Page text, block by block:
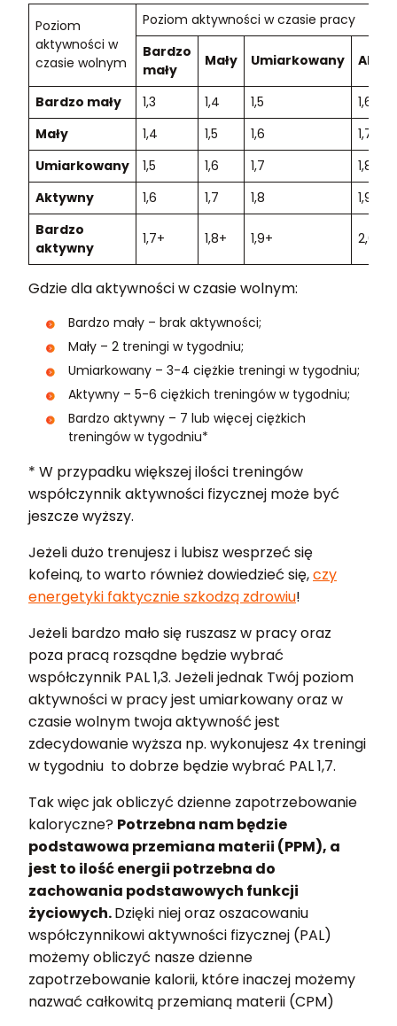
Poziom
aktywności w
czasie wolnym
Poziom aktywności w czasie pracy
Bardzo
mały
Mały Umiarkowany
Bardzo mały 1,3 1,4 1,5
1,6
Mały
1,4 1,5 1,6
1,7
Umiarkowany
1,5 1,6 1,7
1,8
Aktywny
1,6 1,7 1,8
1,9
Bardzo
aktywny
1,7+ 1,8+ 1,9+ 2,0+
Gdzie dla aktywności w czasie wolnym:
Bardzo mały – brak aktywności;
Mały – 2 treningi w tygodniu;
Umiarkowany – 3-4 ciężkie treningi w tygodniu;
Aktywny – 5-6 ciężkich treningów w tygodniu;
Bardzo aktywny – 7 lub więcej ciężkich
treningów w tygodniu*
* W przypadku większej ilości treningów
współczynnik aktywności fizycznej może być
jeszcze wyższy.
Jeżeli dużo trenujesz i lubisz wesprzeć się
kofeiną, to warto również dowiedzieć się,czy
energetyki faktycznie szkodzą zdrowiu!
Jeżeli bardzo mało się ruszasz w pracy oraz
poza pracą rozsądne będzie wybrać
współczynnik PAL 1,3. Jeżeli jednak Twój poziom
aktywności w pracy jest umiarkowany oraz w
czasie wolnym twoja aktywność jest
zdecydowanie wyższa np. wykonujesz 4x treningi
w tygodniu to dobrze będzie wybrać PAL 1,7.
Tak więc jak obliczyć dzienne zapotrzebowanie
kaloryczne? Potrzebna nam będzie
podstawowa przemiana materii (PPM), a
jest to ilość energii potrzebna do
zachowania podstawowych funkcji
życiowych.Dzięki niej oraz oszacowaniu
współczynnikowi aktywności fizycznej (PAL)
możemy obliczyć nasze dzienne
zapotrzebowanie kalorii, które inaczej możemy
nazwać całkowitą przemianą materii (CPM)